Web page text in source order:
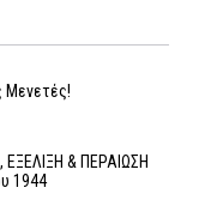
Μενετές!
& ΠΕΡΑΙΩΣΗ
1944